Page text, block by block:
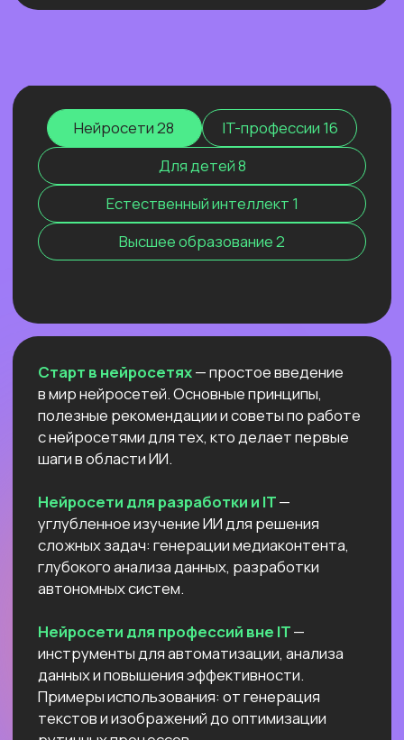
Покажем ИИ-контекстолога, который
методы разработкив 2−4 раза быстрее
с помощью нейросетей и no-соde
инструментов!
Промпт-инжиниринг— это
взаимодействие с нейросетями, которое
превращает твои идеи в мощные ИИ-
решения: автоматизация рутину,
Для детей 8
Высшее образование 2
Чат-боты
Вайб-кодинг